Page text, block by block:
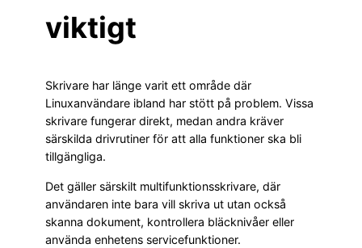
viktigt
Skrivare har länge varit ett område där
Linuxanvändare ibland har stött på problem. Vissa
skrivare fungerar direkt, medan andra kräver
särskilda drivrutiner för att alla funktioner ska bli
tillgängliga.
Det gäller särskilt multifunktionsskrivare, där
användaren inte bara vill skriva ut utan också
skanna dokument, kontrollera bläcknivåer eller
använda enhetens servicefunktioner.